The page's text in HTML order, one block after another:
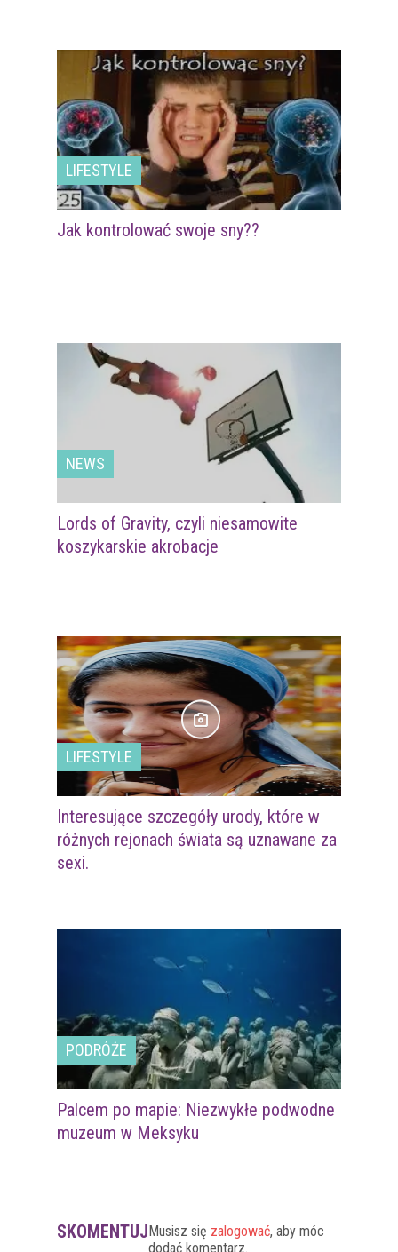
LIFESTYLE
Jak kontrolować swoje sny??
NEWS
Lords of Gravity, czyli niesamowite
koszykarskie akrobacje
LIFESTYLE
Interesujące szczegóły urody, które w
różnych rejonach świata są uznawane za
sexi.
PODRÓŻE
Palcem po mapie: Niezwykłe podwodne
muzeum w Meksyku
SKOMENTUJ Musisz się zalogować, aby móc
dodać komentarz.